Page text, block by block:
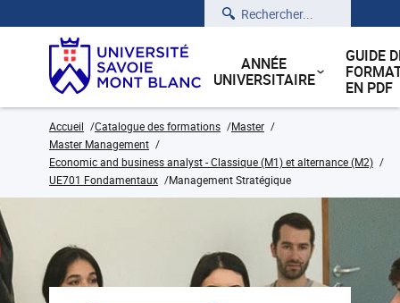
Rechercher
ANNÉE
UNIVERSITAIRE
GUIDE
EN PDF
Accueil Catalogue des formations
Master
Master Management
Economic and business analyst - Classique (M1) et alternance (M2)
UE701 Fondamentaux
Management Stratégique